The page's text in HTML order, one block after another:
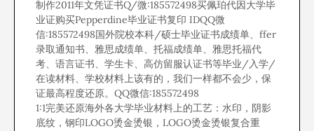
制作2011年文凭证书Q/微:185572498买佩珀代因大学毕
业证购买Pepperdine毕业证书复印 IDQQ微
信:185572498国外院校本科/硕士毕业证书成绩单、ffer
录取通知书、雅思成绩单、托福成绩单、雅思托福代
考、语言证书、学生卡、高仿留服认证书等毕业/入学/
在读材料、学校材料上该有的，我们一样都不会少，保
证最高程度还原。QQ微信:185572498
1:1完美还原海外各大学毕业材料上的工艺：水印，阴影
底纹，钢印LOGO烫金烫银，LOGO烫金烫银复合重